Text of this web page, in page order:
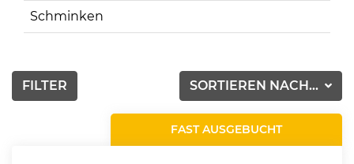
Schminken
SORTIEREN NACH...
FILTER
FAST AUSGEBUCHT